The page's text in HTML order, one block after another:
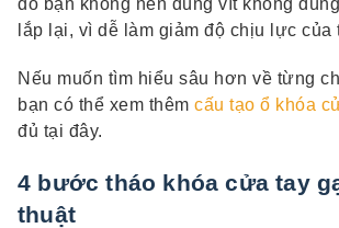
do bạn không nên dùng vít không
lắp lại, vì dễ làm giảm độ chịu lực của
Nếu muốn tìm hiểu sâu hơn về từng
bạn có thể xem thêm cấu tạo ổ khóa
đủ tại đây.
4 bước tháo khóa cửa tay
thuật